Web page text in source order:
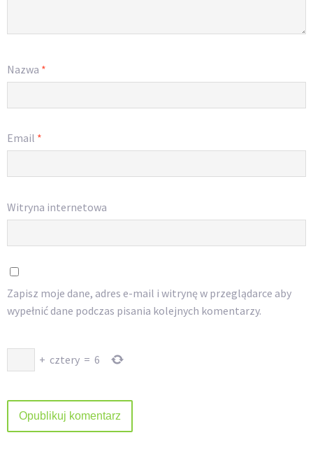
Nazwa *
Email *
Witryna internetowa
Zapisz moje dane, adres e-mail i witrynę w przeglądarce aby
wypełnić dane podczas pisania kolejnych komentarzy.
+ cztery = 6